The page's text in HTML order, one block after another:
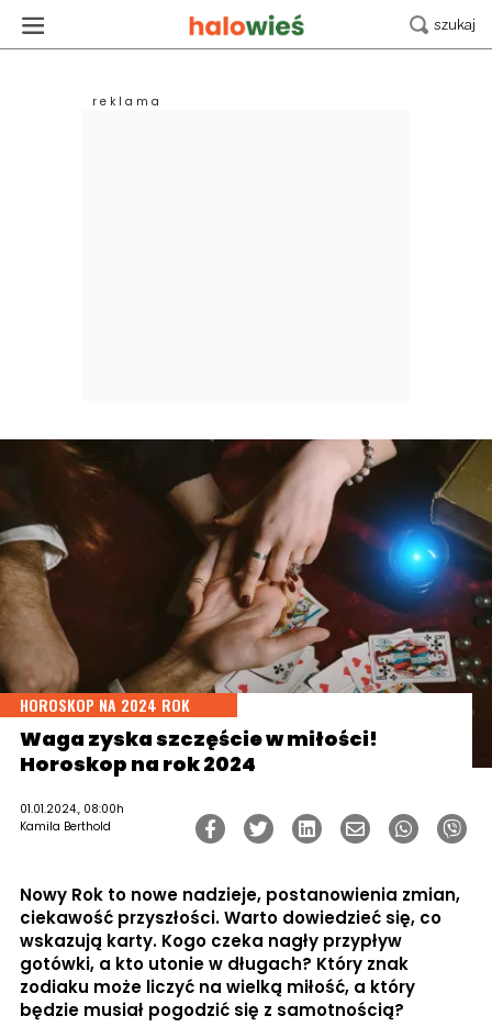
HOROSKOP NA 2024 ROK
Waga zyska szczęście w miłości!
Horoskop na rok 2024
01.01.2024., 08:00h
Kamila Berthold
Nowy Rok to nowe nadzieje, postanowienia zmian,
ciekawość przyszłości. Warto dowiedzieć się, co
wskazują karty. Kogo czeka nagły przypływ
gotówki, a kto utonie w długach? Który znak
zodiaku może liczyć na wielką miłość, a który
będzie musiał pogodzić się z samotnością?